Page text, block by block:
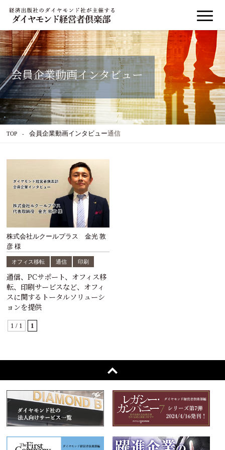
会員企業動画インタビュー
TOP 会員企業動画インタビュー通信
株式会社ルクールプラス 金光 敦
彦 様
オフィス移転 通信 印刷
通信、PCサポート、オフィス移
転、印刷サービスなど、オフィ
スに関するトータルソリューシ
ョンを提供
1 / 1 1